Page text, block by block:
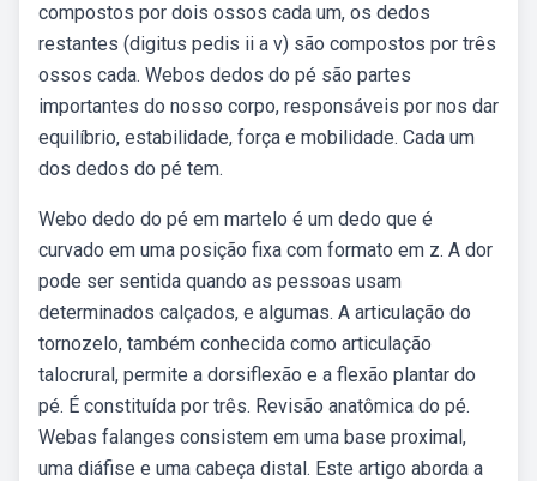
compostos por dois ossos cada um, os dedos
restantes (digitus pedis ii a v) são compostos por três
ossos cada. Webos dedos do pé são partes
importantes do nosso corpo, responsáveis por nos dar
equilíbrio, estabilidade, força e mobilidade. Cada um
dos dedos do pé tem.
Webo dedo do pé em martelo é um dedo que é
curvado em uma posição fixa com formato em z. A dor
pode ser sentida quando as pessoas usam
determinados calçados, e algumas. A articulação do
tornozelo, também conhecida como articulação
talocrural, permite a dorsiflexão e a flexão plantar do
pé. É constituída por três. Revisão anatômica do pé.
Webas falanges consistem em uma base proximal,
uma diáfise e uma cabeça distal. Este artigo aborda a